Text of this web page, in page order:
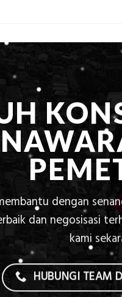
dengan
dan negosisasi
kami
HUBUNGI TEAM